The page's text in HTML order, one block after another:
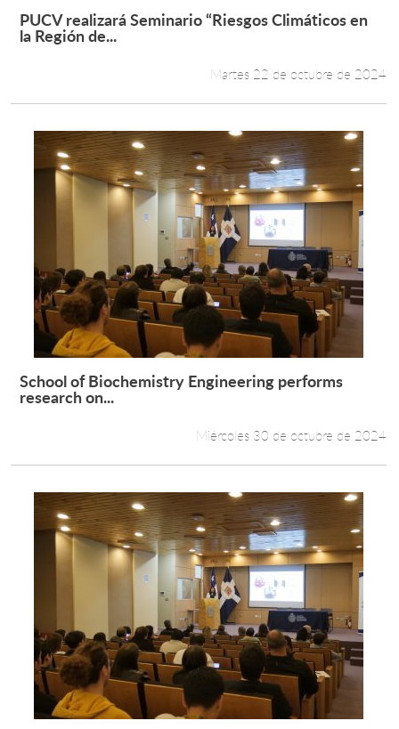
Leer más +
PUCV realizará Seminario “Riesgos Climáticos en
la Región de...
Martes 22 de octubre de 2024
Leer más +
School of Biochemistry Engineering performs
research on...
Miércoles 30 de octubre de 2024